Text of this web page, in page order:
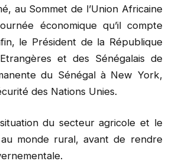
au Sommet de l’Union Africaine
économique qu’il compte
le Président de la République
et des Sénégalais de
du Sénégal à New York,
des Nations Unies.
du secteur agricole et le
monde rural, avant de rendre